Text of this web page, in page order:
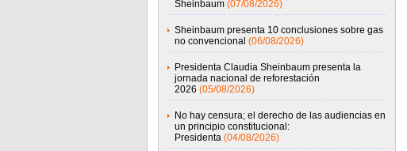
Sheinbaum (07/08/2026)
Sheinbaum presenta 10 conclusiones sobre gas
no convencional (06/08/2026)
Presidenta Claudia Sheinbaum presenta la
jornada nacional de reforestación
2026 (05/08/2026)
No hay censura; el derecho de las audiencias en
un principio constitucional:
Presidenta (04/08/2026)